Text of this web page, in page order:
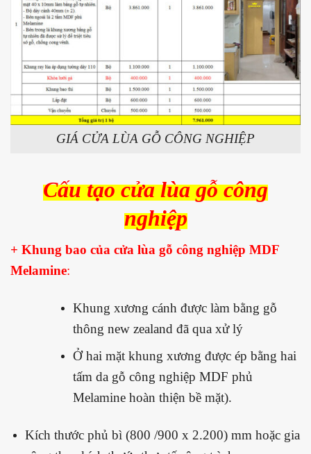
GIÁ CỬA LÙA GỖ CÔNG NGHIỆP
Cấu tạocửa lùa gỗ công
nghiệp
+ Khung bao của cửa lùa gỗ công nghiệp MDF
Melamine:
Khung xương cánh được làm bằng gỗ
thông new zealand đã qua xử lý
Ở hai mặt khung xương được ép bằng hai
tấm da gỗ công nghiệp MDF phủ
Melamine hoàn thiện bề mặt).
Kích thước phủ bì (800 /900 x 2.200) mm hoặc gia